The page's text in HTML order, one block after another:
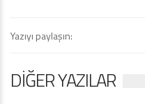
Yazıyı paylaşın:
DIĞER YAZILAR